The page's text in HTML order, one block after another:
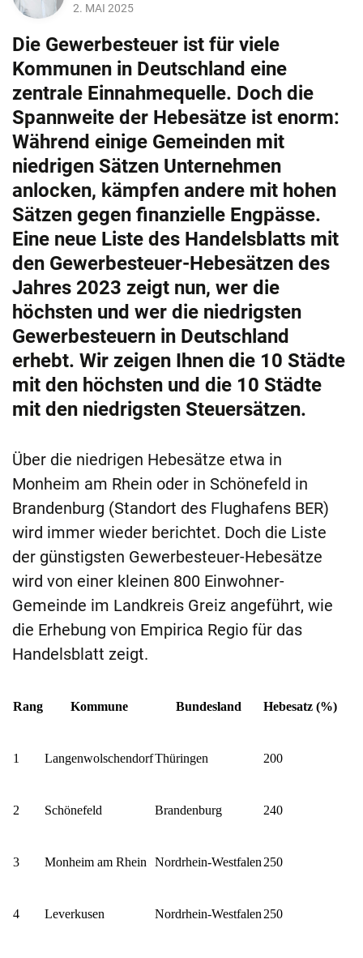
2. MAI 2025
Die Gewerbesteuer ist für viele
Kommunen in Deutschland eine
zentrale Einnahmequelle. Doch die
Spannweite der Hebesätze ist enorm:
Während einige Gemeinden mit
niedrigen Sätzen Unternehmen
anlocken, kämpfen andere mit hohen
Sätzen gegen finanzielle Engpässe.
Eine neue Liste des Handelsblatts mit
den Gewerbesteuer-Hebesätzen des
Jahres 2023 zeigt nun, wer die
höchsten und wer die niedrigsten
Gewerbesteuern in Deutschland
erhebt. Wir zeigen Ihnen die 10 Städte
mit den höchsten und die 10 Städte
mit den niedrigsten Steuersätzen.
Über die niedrigen Hebesätze etwa in
Monheim am Rhein oder in Schönefeld in
Brandenburg (Standort des Flughafens BER)
wird immer wieder berichtet. Doch die Liste
der günstigsten Gewerbesteuer-Hebesätze
wird von einer kleinen 800 Einwohner-
Gemeinde im Landkreis Greiz angeführt, wie
die Erhebung von Empirica Regio für das
Handelsblatt zeigt.
Rang Kommune Bundesland Hebesatz (%)
1 LangenwolschendorfThüringen 200
2 Schönefeld Brandenburg 240
3 Monheim am Rhein Nordrhein-Westfalen 250
4 Leverkusen Nordrhein-Westfalen 250